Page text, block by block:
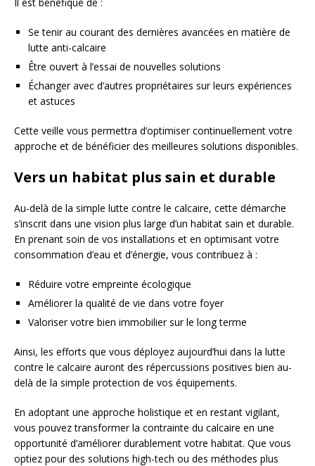
Se tenir au courant des dernières avancées en matière de
lutte anti-calcaire
Être ouvert à l’essai de nouvelles solutions
Échanger avec d’autres propriétaires sur leurs expériences
et astuces
Cette veille vous permettra d’optimiser continuellement votre
approche et de bénéficier des meilleures solutions disponibles.
Vers un habitat plus sain et durable
Au-delà de la simple lutte contre le calcaire, cette démarche
s’inscrit dans une vision plus large d’un habitat sain et durable.
En prenant soin de vos installations et en optimisant votre
consommation d’eau et d’énergie, vous contribuez à :
Réduire votre empreinte écologique
Améliorer la qualité de vie dans votre foyer
Valoriser votre bien immobilier sur le long terme
Ainsi, les efforts que vous déployez aujourd’hui dans la lutte
contre le calcaire auront des répercussions positives bien au-
delà de la simple protection de vos équipements.
En adoptant une approche holistique et en restant vigilant,
vous pouvez transformer la contrainte du calcaire en une
opportunité d’améliorer durablement votre habitat. Que vous
optiez pour des solutions high-tech ou des méthodes plus